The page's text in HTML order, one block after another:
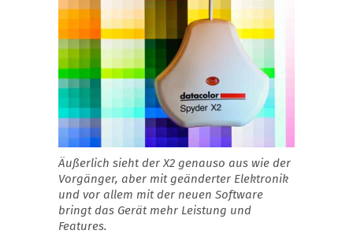
Äußerlich sieht der X2 genauso aus wie der
Vorgänger, aber mit geänderter Elektronik
und vor allem mit der neuen Software
bringt das Gerät mehr Leistung und
Features.